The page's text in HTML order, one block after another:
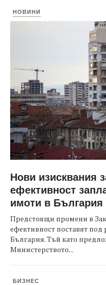
НОВИНИ
Нови изисквания
ефективност
имоти в България
Предстоящи промени в
ефективност поставят под
България. Тъй като
Министерството...
БИЗНЕС